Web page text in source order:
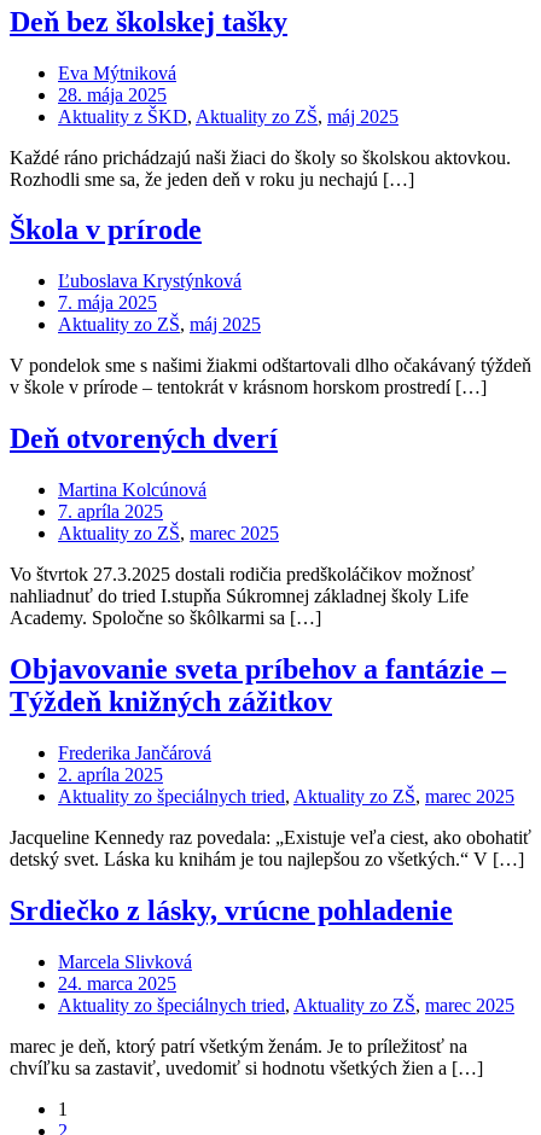
Deň bez školskej tašky
Eva Mýtniková
28. mája 2025
Aktuality z ŠKD, Aktuality zo ZŠ, máj 2025
Každé ráno prichádzajú naši žiaci do školy so školskou aktovkou.
Rozhodli sme sa, že jeden deň v roku ju nechajú […]
Škola v prírode
Ľuboslava Krystýnková
7. mája 2025
Aktuality zo ZŠ, máj 2025
V pondelok sme s našimi žiakmi odštartovali dlho očakávaný týždeň
v škole v prírode – tentokrát v krásnom horskom prostredí […]
Deň otvorených dverí
Martina Kolcúnová
7. apríla 2025
Aktuality zo ZŠ, marec 2025
Vo štvrtok 27.3.2025 dostali rodičia predškoláčikov možnosť
nahliadnuť do tried I.stupňa Súkromnej základnej školy Life
Academy. Spoločne so škôlkarmi sa […]
Objavovanie sveta príbehov a fantázie –
Týždeň knižných zážitkov
Frederika Jančárová
2. apríla 2025
Aktuality zo špeciálnych tried, Aktuality zo ZŠ, marec 2025
Jacqueline Kennedy raz povedala: „Existuje veľa ciest, ako obohatiť
detský svet. Láska ku knihám je tou najlepšou zo všetkých.“ V […]
Srdiečko z lásky, vrúcne pohladenie
Marcela Slivková
24. marca 2025
Aktuality zo špeciálnych tried, Aktuality zo ZŠ, marec 2025
marec je deň, ktorý patrí všetkým ženám. Je to príležitosť na
chvíľku sa zastaviť, uvedomiť si hodnotu všetkých žien a […]
1
2